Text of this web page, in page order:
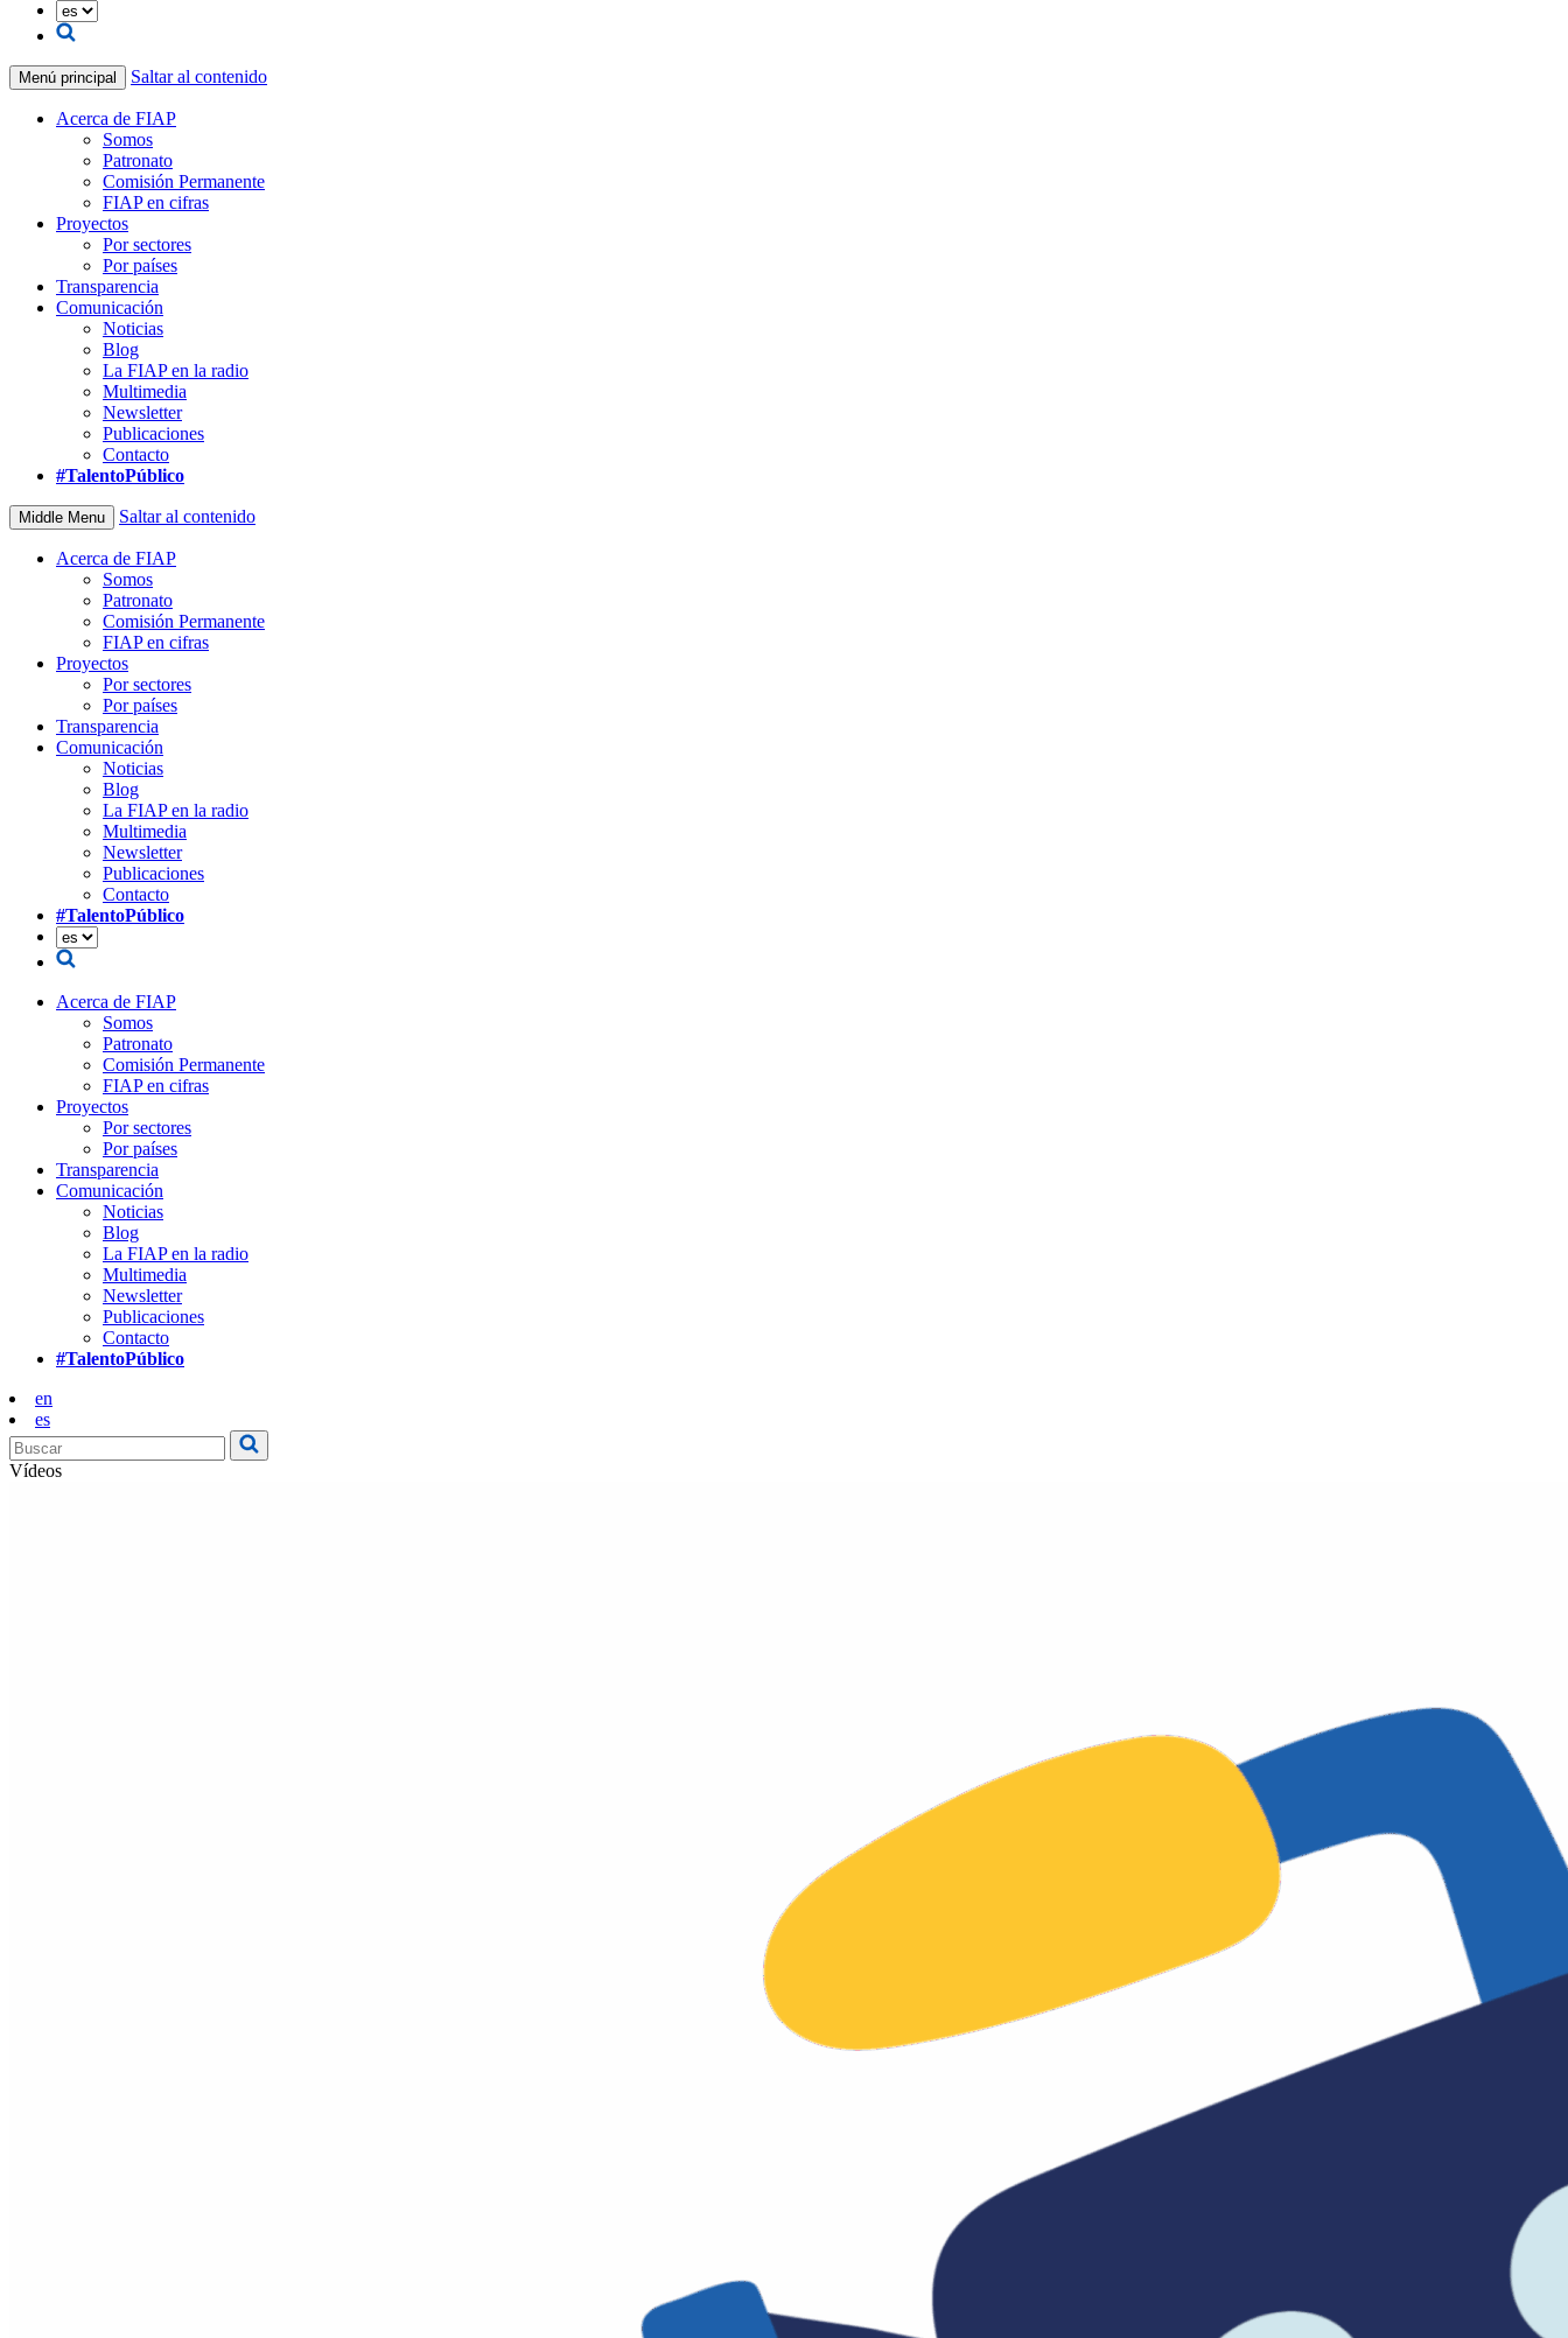
Menú principal Saltar al contenido
Acerca de FIAP
Somos
Patronato
Comisión Permanente
FIAP en cifras
Proyectos
Por sectores
Por países
Transparencia
Comunicación
Noticias
Blog
La FIAP en la radio
Multimedia
Newsletter
Publicaciones
Contacto
#TalentoPúblico
Middle Menu Saltar al contenido
Acerca de FIAP
Somos
Patronato
Comisión Permanente
FIAP en cifras
Proyectos
Por sectores
Por países
Transparencia
Comunicación
Noticias
Blog
La FIAP en la radio
Multimedia
Newsletter
Publicaciones
Contacto
#TalentoPúblico
Acerca de FIAP
Somos
Patronato
Comisión Permanente
FIAP en cifras
Proyectos
Por sectores
Por países
Transparencia
Comunicación
Noticias
Blog
La FIAP en la radio
Multimedia
Newsletter
Publicaciones
Contacto
#TalentoPúblico
en
es
Vídeos